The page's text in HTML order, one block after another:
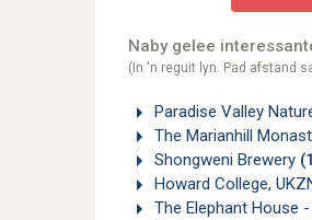
Naby gelee
(In 'n reguit lyn. Pad afstand
Paradise Valley
The Marianhill
Shongweni Brewery
Howard College,
The Elephant House -